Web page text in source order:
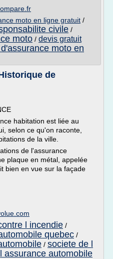
moto en ligne gratuit /
civile /
moto / devis gratuit
moto en
de
habitation est liée au
selon ce qu'on raconte,
de la ville.
de l'assurance
plaque en métal, appelée
bien en vue sur la façade
l incendie /
quebec /
/ societe de l
l assurance automobile